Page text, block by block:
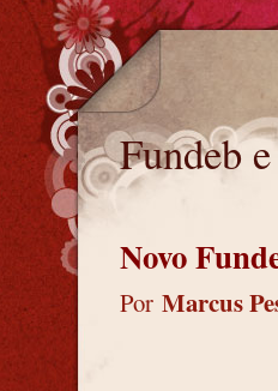
Fundeb
Novo
Por Marcus